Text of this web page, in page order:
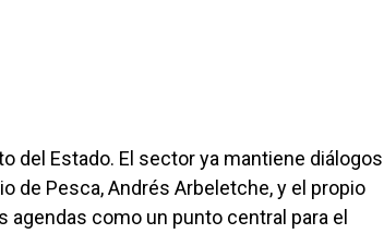
del Estado. El sector ya mantiene diálogos
de Pesca, Andrés Arbeletche, y el propio
agendas como un punto central para el